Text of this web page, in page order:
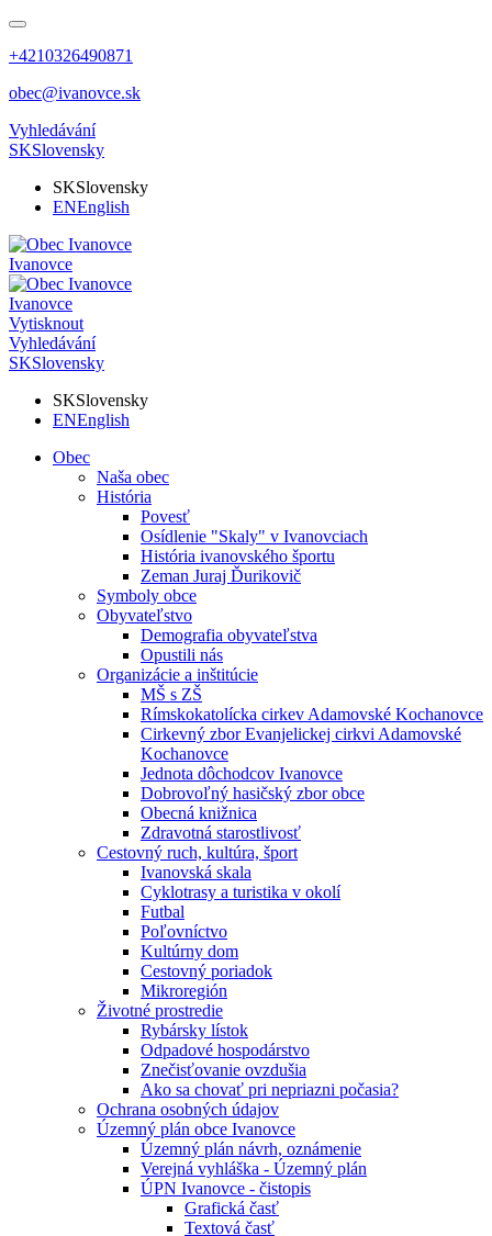
+4210326490871
obec@ivanovce.sk
Vyhledávání
SKSlovensky
SKSlovensky
ENEnglish
Ivanovce
Ivanovce
Vytisknout
Vyhledávání
SKSlovensky
SKSlovensky
ENEnglish
Obec
Naša obec
História
Povesť
Osídlenie "Skaly" v Ivanovciach
História ivanovského športu
Zeman Juraj Ďurikovič
Symboly obce
Obyvateľstvo
Demografia obyvateľstva
Opustili nás
Organizácie a inštitúcie
MŠ s ZŠ
Rímskokatolícka cirkev Adamovské Kochanovce
Cirkevný zbor Evanjelickej cirkvi Adamovské
Kochanovce
Jednota dôchodcov Ivanovce
Dobrovoľný hasičský zbor obce
Obecná knižnica
Zdravotná starostlivosť
Cestovný ruch, kultúra, šport
Ivanovská skala
Cyklotrasy a turistika v okolí
Futbal
Poľovníctvo
Kultúrny dom
Cestovný poriadok
Mikroregión
Životné prostredie
Rybársky lístok
Odpadové hospodárstvo
Znečisťovanie ovzdušia
Ako sa chovať pri nepriazni počasia?
Ochrana osobných údajov
Územný plán obce Ivanovce
Územný plán návrh, oznámenie
Verejná vyhláška - Územný plán
ÚPN Ivanovce - čistopis
Grafická časť
Textová časť